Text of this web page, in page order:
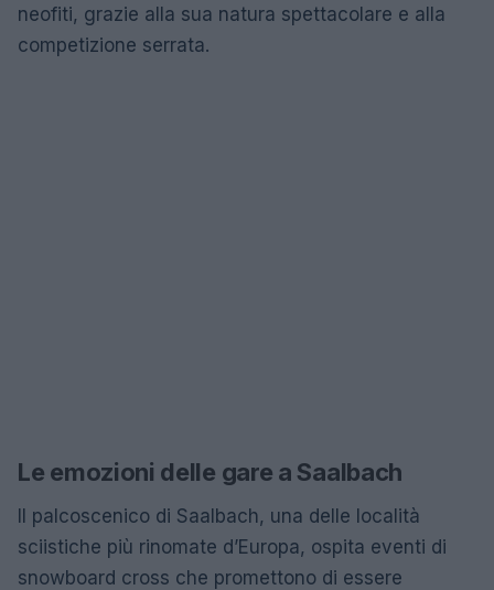
neofiti, grazie alla sua natura spettacolare e alla
competizione serrata.
Le emozioni delle gare a Saalbach
Il palcoscenico di Saalbach, una delle località
sciistiche più rinomate d’Europa, ospita eventi di
snowboard cross che promettono di essere